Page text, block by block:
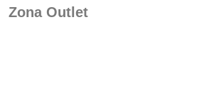
Zona Outlet